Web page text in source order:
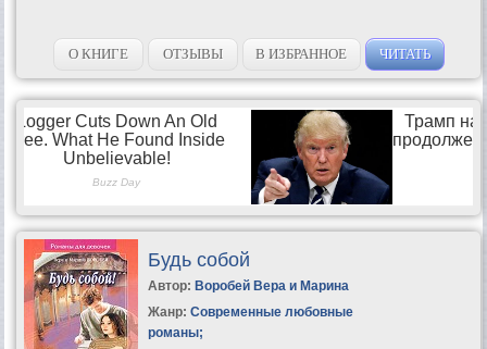
О КНИГЕ ОТЗЫВЫ В ИЗБРАННОЕ ЧИТАТЬ
Будь собой
Автор: Воробей Вера и Марина
Жанр: Современные любовные
романы;